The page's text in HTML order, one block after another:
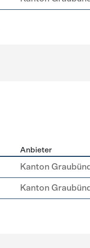
Anbieter
Kanton
Kanton